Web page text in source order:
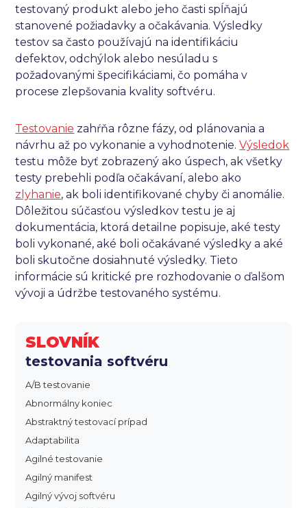
Jazyk
SLOVNÍK
testovania softvéru
A/B testovanie
Abnormálny koniec
Abstraktný testovací prípad
Adaptabilita
Agilné testovanie
Agilný manifest
Agilný vývoj softvéru
testovaný produkt alebo jeho časti spĺňajú
stanovené požiadavky a očakávania. Výsledky
testov sa často používajú na identifikáciu
defektov, odchýlok alebo nesúladu s
požadovanými špecifikáciami, čo pomáha v
procese zlepšovania kvality softvéru.
Testovanie zahŕňa rôzne fázy, od plánovania a
návrhu až po vykonanie a vyhodnotenie.Výsledok
testu môže byť zobrazený ako úspech, ak všetky
testy prebehli podľa očakávaní, alebo ako
zlyhanie, ak boli identifikované chyby či anomálie.
Dôležitou súčasťou výsledkov testu je aj
dokumentácia, ktorá detailne popisuje, aké testy
boli vykonané, aké boli očakávané výsledky a aké
boli skutočne dosiahnuté výsledky. Tieto
informácie sú kritické pre rozhodovanie o ďalšom
vývoji a údržbe testovaného systému.